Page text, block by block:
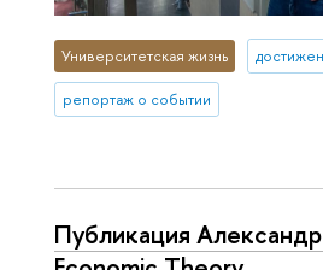
Университетская жизнь
репортаж о событии
Публикация